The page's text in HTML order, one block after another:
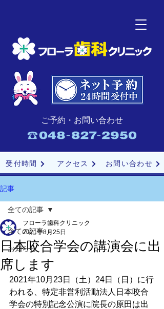
ご予約・お問い合わせ
受付時間 アクセス お問い合わせ
記事
全ての記事
お知らせ
全ての記事
日本咬合学会の講演会に出
席します
フローラ歯科クリニック
2021年8月25日
2021年10月23日（土）24日（日）に行
われる、特定非営利活動法人日本咬合
学会の特別記念公演に院長の原田は出